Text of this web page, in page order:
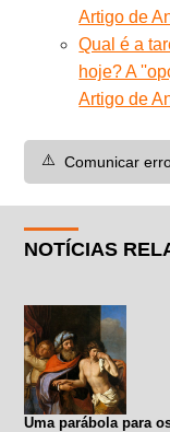
Artigo de
Qual é a
hoje? A
Artigo de
⚠️ Comunicar
NOTÍCIAS
Uma parábola para